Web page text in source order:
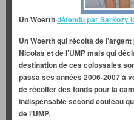
Un Woerthdéfendu par Sarkozy
Un Woerth qui récolta de
Nicolas et de l’UMP mais qui
destinationde ces colossales
passa ses années 2006-2007 à
de récolter des fonds pour la
indispensable second couteau
de l’UMP.